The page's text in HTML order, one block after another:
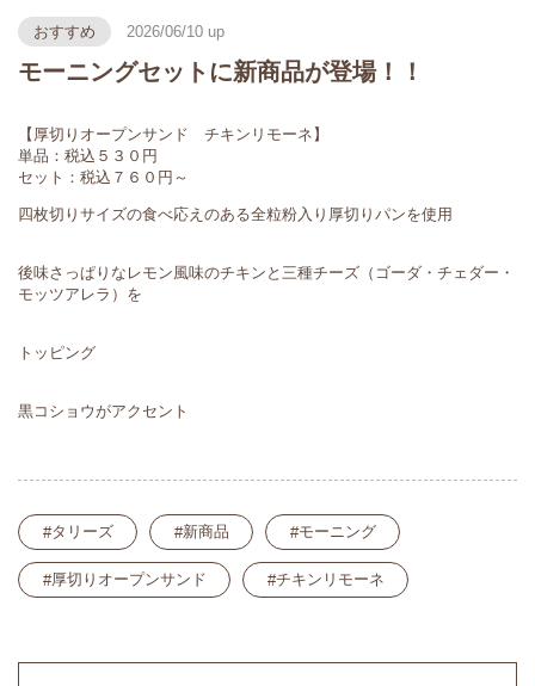
おすすめ 2026/06/10
モーニングセットに新商品が登場！！
【厚切りオープンサンド チキンリモーネ】
単品：税込５３０円
セット：税込７６０円～
四枚切りサイズの食べ応えのある全粒粉入り厚切りパンを使用
後味さっぱりなレモン風味のチキンと三種チーズ（ゴーダ・チェダー・
モッツアレラ）を
トッピング
黒コショウがアクセント
タリーズ 新商品 モーニング
厚切りオープンサンド チキンリモーネ